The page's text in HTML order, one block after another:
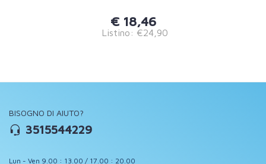
€ 18,46
Listino: €24,90
BISOGNO DI AIUTO?
3515544229
Lun - Ven 9.00 : 13.00 / 17.00 : 20.00